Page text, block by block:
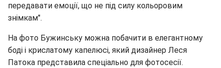
передавати емоції, що не під силу кольоровим
знімкам".
На фото Бужинську можна побачити в елегантному
боді і крислатому капелюсі, який дизайнер Леся
Патока представила спеціально для фотосесії.